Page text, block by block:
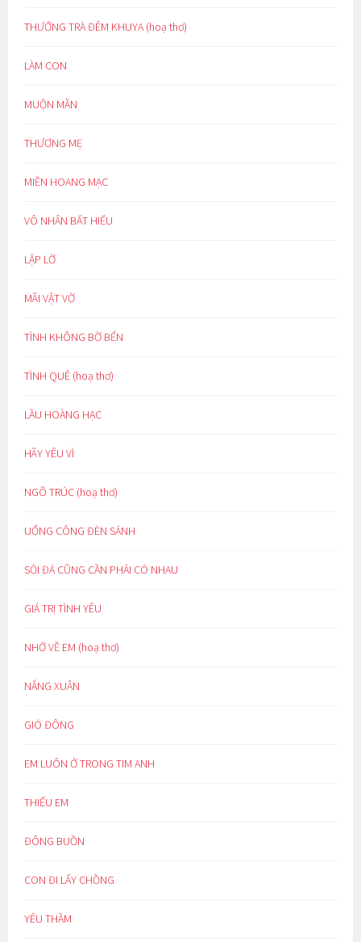
THƯỞNG TRÀ ĐÊM KHUYA (hoạ thơ)
LÀM CON
MUỘN MẰN
THƯƠNG MẸ
MIỀN HOANG MẠC
VÔ NHÂN BẤT HIẾU
LẬP LỜ
MÃI VẬT VỜ
TÌNH KHÔNG BỜ BẾN
TÌNH QUÊ (hoạ thơ)
LẦU HOÀNG HẠC
HÃY YÊU VÌ
NGÕ TRÚC (hoạ thơ)
UỔNG CÔNG ĐÈN SÁNH
SỎI ĐÁ CŨNG CẦN PHẢI CÓ NHAU
GIÁ TRỊ TÌNH YÊU
NHỚ VỀ EM (hoạ thơ)
NẮNG XUÂN
GIÓ ĐÔNG
EM LUÔN Ở TRONG TIM ANH
THIẾU EM
ĐÔNG BUỒN
CON ĐI LẤY CHỒNG
YÊU THẦM